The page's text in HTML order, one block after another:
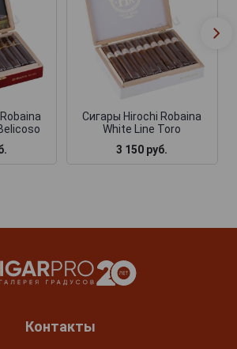
Сигары Hirochi Robaina
White Line Toro
3 150 руб.
Контакты